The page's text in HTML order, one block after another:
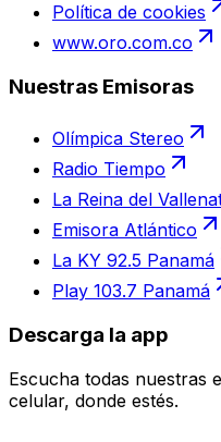
Política de cookies
www.oro.com.co
Nuestras Emisoras
Olímpica Stereo
Radio Tiempo
La Reina del
Emisora Atlántico
La KY 92.5 Panamá
Play 103.7 Panamá
Descarga la app
Escucha todas nuestras
celular, donde estés.